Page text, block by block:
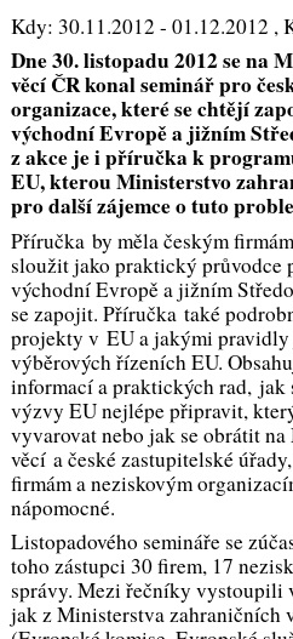
Kdy: 30.11.2012 - 01.12.2012 ,
Dne 30. listopadu 2012 se na
věcí ČR konal seminář pro
organizace, které se chtějí
východní Evropě a jižním
z akce je i příručka k
EU, kterou Ministerstvo
pro další zájemce o tuto
Příručka by měla českým
sloužit jako praktický průvodce
východní Evropě a jižním
se zapojit. Příručka také
projekty v EU a jakými
výběrových řízeních EU.
informací a praktických rad, jak
výzvy EU nejlépe připravit,
vyvarovat nebo jak se obrátit
věcí a české zastupitelské
firmám a neziskovým
nápomocné.
Listopadového semináře se
toho zástupci 30 firem, 17
správy. Mezi řečníky vystoupili
jak z Ministerstva zahraničních